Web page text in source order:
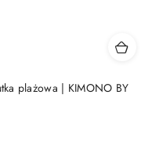
plażowa | KIMONO BY